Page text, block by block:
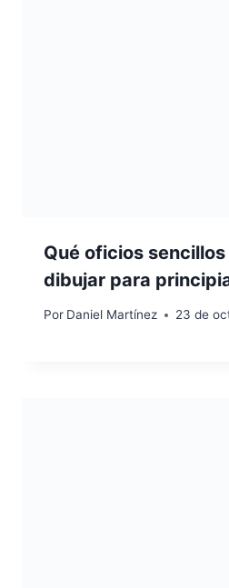
Qué oficios
dibujar para
Por Daniel Martínez 23 de